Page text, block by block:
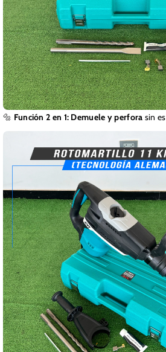
🔩 Función 2 en 1: Demuele y perfora sin